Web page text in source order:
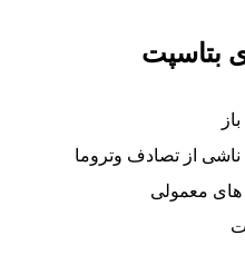
بتاسپت
ناشی از تصادف وتروما
های معمولی